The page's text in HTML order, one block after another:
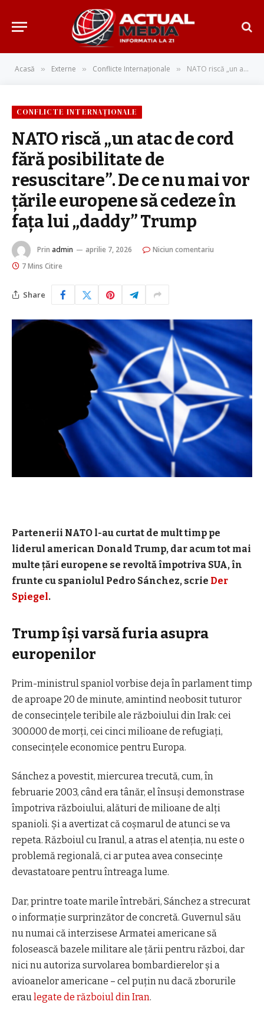
Acasă » Externe » Conflicte Internaționale » NATO riscă „un atac de cord fără posibilitate de resuscitare”. De ce nu mai vor țările europene să cedeze în fața lui „daddy” Trump
CONFLICTE INTERNAȚIONALE
NATO riscă „un atac de cord
fără posibilitate de
resuscitare”. De ce nu mai vor
țările europene să cedeze în
fața lui „daddy” Trump
Prin admin aprilie 7, 2026
Niciun comentariu
7 Mins Citire
Share
Partenerii NATO l-au curtat de mult timp pe
liderul american Donald Trump, dar acum tot mai
multe țări europene se revoltă împotriva SUA,în
frunte cu spaniolul Pedro Sánchez, scrie Der
Spiegel.
Trump își varsă furia asupra
europenilor
Prim-ministrul spaniol vorbise deja în parlament timp
de aproape 20 de minute, amintind neobosit tuturor
de consecințele teribile ale războiului din Irak: cei
300.000 de morți, cei cinci milioane de refugiați,
consecințele economice pentru Europa.
Sánchez a povestit, miercurea trecută, cum, în
februarie 2003, când era tânăr, el însuși demonstrase
împotriva războiului, alături de milioane de alți
spanioli. Și a avertizat că coșmarul de atunci se va
repeta. Războiul cu Iranul, aatras elatenția, nu este o
problemă regională, ci ar putea avea consecințe
devastatoare pentru întreaga lume.
Dar, printre toate marile întrebări, Sánchez a strecurat
o informație surprinzător de concretă. Guvernul său
nu numai că interzisese Armatei americane să
folosească bazele militare ale țării pentru război, dar
nici nu autoriza survolarea bombardierelor și a
avioanelor americane – cel puțin nu dacă zborurile
erau legate de războiul din Iran.